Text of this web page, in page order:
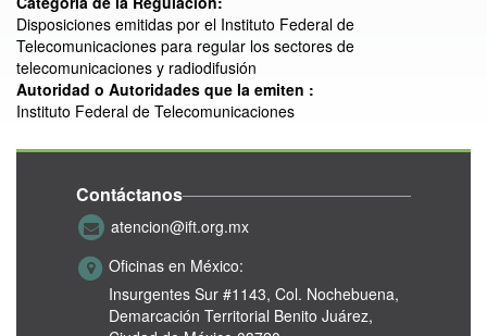
Disposiciones emitidas por el Instituto Federal de
Telecomunicaciones para regular los sectores de
telecomunicaciones y radiodifusión
Autoridad o Autoridades que la emiten :
Instituto Federal de Telecomunicaciones
Contáctanos
atencion@ift.org.mx
Oficinas en México:
Insurgentes Sur #1143, Col. Nochebuena,
Demarcación Territorial Benito Juárez,